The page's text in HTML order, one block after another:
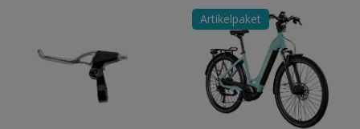
Artikelpaket